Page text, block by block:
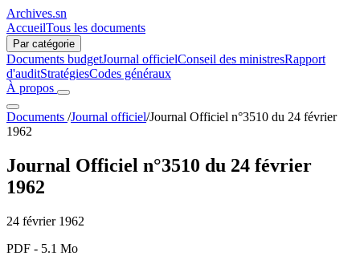
Archives.sn
AccueilTous les documents
Par catégorie
Documents budgetJournal officielConseil des ministresRapport
d'auditStratégiesCodes généraux
À propos
Documents /Journal officiel/Journal Officiel n°3510 du 24 février
1962
Journal Officiel n°3510 du 24 février
1962
24 février 1962
PDF - 5.1 Mo